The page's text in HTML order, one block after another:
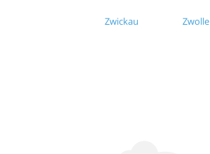
Zwickau Zwolle